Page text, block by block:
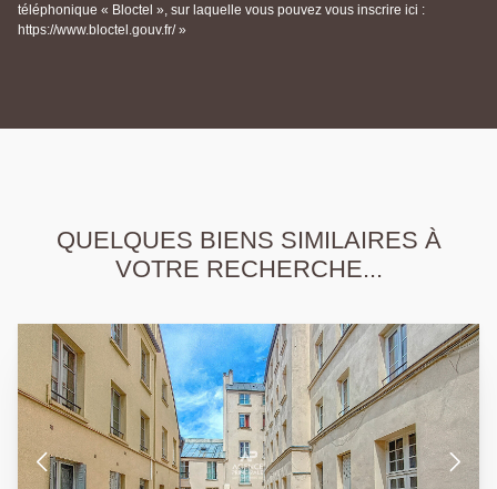
téléphonique « Bloctel », sur laquelle vous pouvez vous inscrire ici :
https://www.bloctel.gouv.fr/ »
QUELQUES BIENS SIMILAIRES À
VOTRE RECHERCHE...